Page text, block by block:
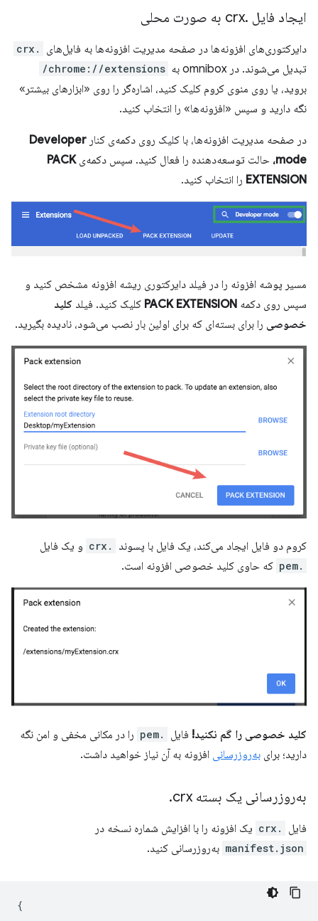
ایجاد فایل .crx به صورت محلی
دایرکتوری‌های افزونه‌ها در صفحه مدیریت افزونه‌ها به فایل‌های .crx
تبدیل می‌شوند. در omnibox به chrome://extensions/
بروید، یا روی منوی کروم کلیک کنید، اشاره‌گر را روی «ابزارهای بیشتر»
نگه دارید و سپس «افزونه‌ها» را انتخاب کنید.
در صفحه مدیریت افزونه‌ها، با کلیک روی دکمه‌ی کنار Developer
mode، حالت توسعه‌دهنده را فعال کنید. سپس دکمه‌یPACK
EXTENSION را انتخاب کنید.
مسیر پوشه افزونه را در فیلد دایرکتوری ریشه افزونه مشخص کنید و
سپس روی دکمه PACK EXTENSION کلیک کنید. فیلد کلید
خصوصی را برای بسته‌ای که برای اولین بار نصب می‌شود، نادیده بگیرید.
کروم دو فایل ایجاد می‌کند، یک فایل با پسوند .crx و یک فایل
.pem که حاوی کلید خصوصی افزونه است.
کلید خصوصی را گم نکنید! فایل .pem
را در مکانی مخفی و امن نگه
دارید؛ برای به‌روزرسانی افزونه به آن نیاز خواهید داشت.
به‌روزرسانی یک بسته ‎ .crx‎
فایل .crx یک افزونه را با افزایش شماره نسخه در
manifest.json به‌روزرسانی کنید.
{